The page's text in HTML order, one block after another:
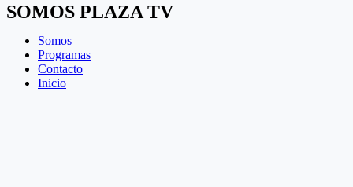
SOMOS PLAZA TV
Somos
Programas
Contacto
Inicio